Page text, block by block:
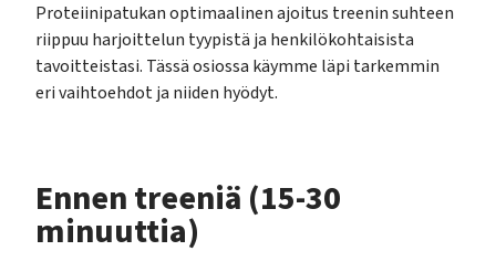
Proteiinipatukan optimaalinen ajoitus treenin suhteen
riippuu harjoittelun tyypistä ja henkilökohtaisista
tavoitteistasi. Tässä osiossa käymme läpi tarkemmin
eri vaihtoehdot ja niiden hyödyt.
Ennen treeniä (15-30
minuuttia)